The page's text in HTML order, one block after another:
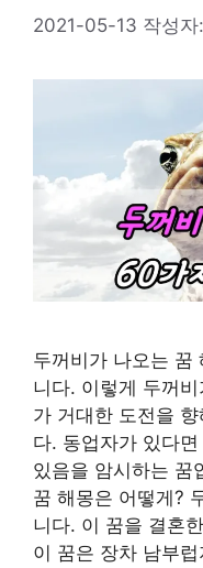
2021-05-13 작성자:
두꺼비가 나오는 꿈
니다. 이렇게 두꺼
가 거대한 도전을
다. 동업자가 있다
있음을 암시하는 꿈
꿈 해몽은 어떻게?
니다. 이 꿈을 결혼
이 꿈은 장차 남부